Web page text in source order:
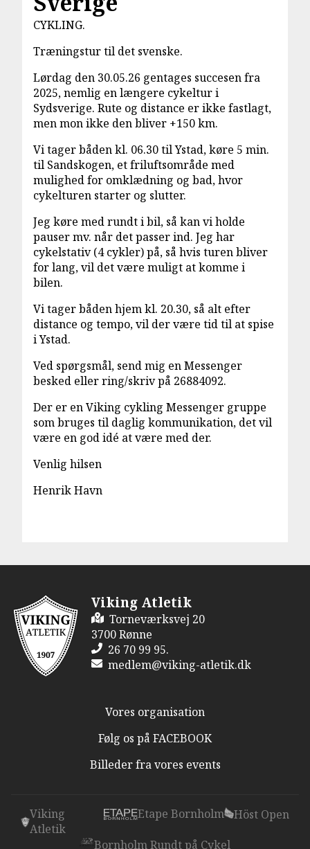
CYKLING.
Træningstur til det svenske.
Lørdag den 30.05.26 gentages succesen fra
2025, nemlig en længere cykeltur i
Sydsverige. Rute og distance er ikke fastlagt,
men mon ikke den bliver +150 km.
Vi tager båden kl. 06.30 til Ystad, køre 5 min.
til Sandskogen, et friluftsområde med
mulighed for omklædning og bad, hvor
cykelturen starter og slutter.
Jeg køre med rundt i bil, så kan vi holde
pauser mv. når det passer ind. Jeg har
cykelstativ (4 cykler) på, så hvis turen bliver
for lang, vil det være muligt at komme i
bilen.
Vi tager båden hjem kl. 20.30, så alt efter
distance og tempo, vil der være tid til at spise
i Ystad.
Ved spørgsmål, send mig en Messenger
besked eller ring/skriv på 26884092.
Der er en Viking cykling Messenger gruppe
som bruges til daglig kommunikation, det vil
være en god idé at være med der.
Venlig hilsen
Henrik Havn
Viking Atletik
Torneværksvej 20
3700 Rønne
26 70 99 95.
medlem@viking-atletik.dk
Vores organisation
Følg os på FACEBOOK
Billeder fra vores events
Viking
Atletik
Etape Bornholm
Höst Open
Bornholm Rundt på Cykel